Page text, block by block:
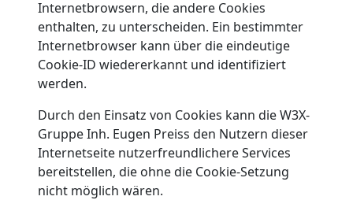
Internetbrowsern, die andere Cookies
enthalten, zu unterscheiden. Ein bestimmter
Internetbrowser kann über die eindeutige
Cookie-ID wiedererkannt und identifiziert
werden.
Durch den Einsatz von Cookies kann die W3X-
Gruppe Inh. Eugen Preiss den Nutzern dieser
Internetseite nutzerfreundlichere Services
bereitstellen, die ohne die Cookie-Setzung
nicht möglich wären.